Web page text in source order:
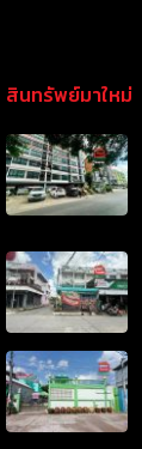
สินทรัพย์มาใหม่